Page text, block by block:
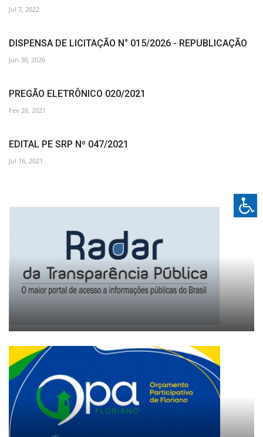
Jul 7, 2022
DISPENSA DE LICITAÇÃO N° 015/2026 - REPUBLICAÇÃO
Jun 30, 2026
PREGÃO ELETRÔNICO 020/2021
Fev 26, 2021
EDITAL PE SRP Nº 047/2021
Jul 16, 2021